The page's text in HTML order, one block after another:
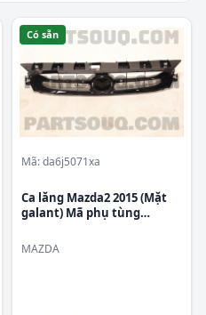
Có sẵn
Mã: da6j5071xa
Ca lăng Mazda2 2015 (Mặt
galant) Mã phụ tùng
MAZDA